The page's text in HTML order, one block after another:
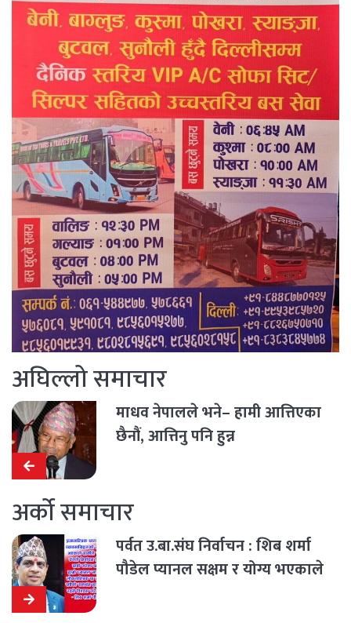
अघिल्लो समाचार
माधव नेपालले भने– हामी आत्तिएका
छैनौं, आत्तिनु पनि हुन्न
अर्को समाचार
पर्वत उ.बा.संघ निर्वाचन : शिब शर्मा
पौडेल प्यानल सक्षम र योग्य भएकाले